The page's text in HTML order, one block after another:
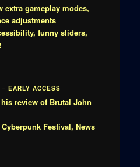
extra gameplay modes,
adjustments
funny sliders,
EARLY ACCESS
review of Brutal John
Festival, News